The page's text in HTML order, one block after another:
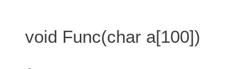
void Func(char a[100])